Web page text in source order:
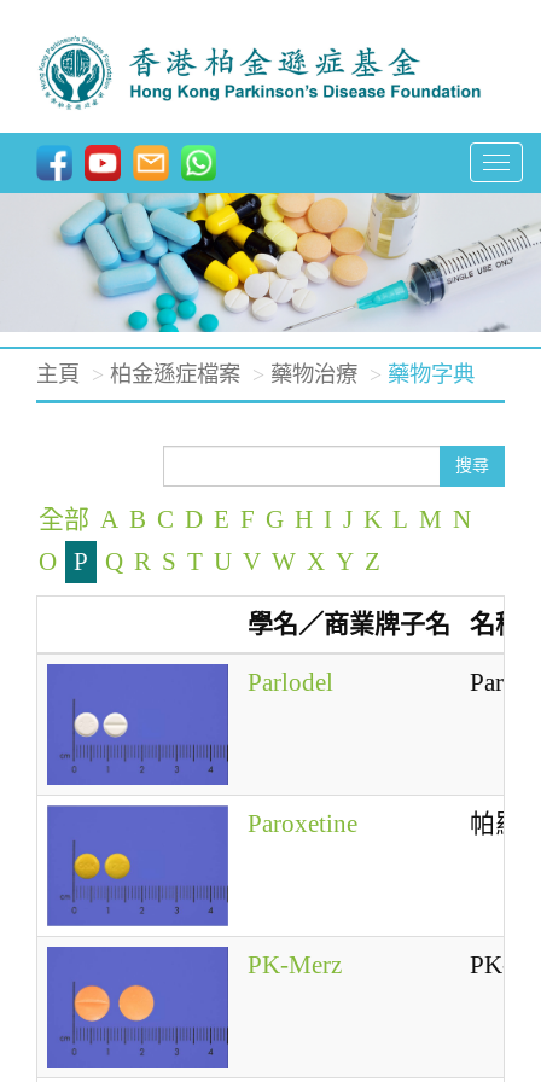
T
g
l
e
t
i
o
主頁 柏金遜症檔案 藥物治療 藥物字典
搜尋
全部 A B C D E F G H I J K L M N
O P Q R S T U V W X Y Z
學名／商業牌子名
名稱
Parlodel
Paroxetine 帕羅
PK-Merz PK-